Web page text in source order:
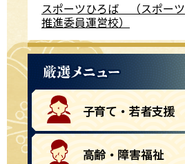
スポーツひろば （スポーツ
推進委員運営校）